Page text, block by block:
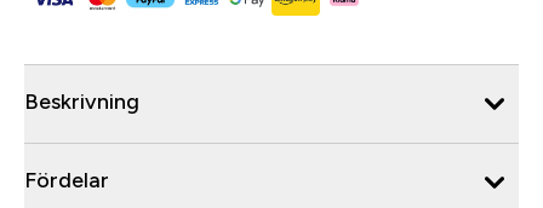
Beskrivning
Fördelar